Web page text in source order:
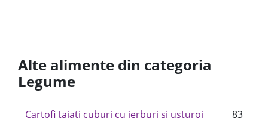
Alte alimente din categoria
Legume
Cartofi taiati cuburi cu ierburi si usturoi
83